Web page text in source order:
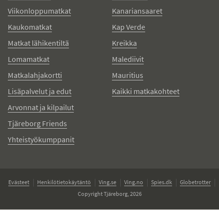
Viikonloppumatkat
Kaukomatkat
Matkat lähikentiltä
Lomamatkat
Matkalahjakortti
Lisäpalvelut ja edut
Arvonnat ja kilpailut
Tjäreborg Friends
Yhteistyökumppanit
Kanariansaaret
Kap Verde
Kreikka
Malediivit
Mauritius
Kaikki matkakohteet
Evästeet Henkilötietokäytäntö Ving.se Ving.no Spies.dk
Globetrotter
Copyright Tjäreborg, 2026